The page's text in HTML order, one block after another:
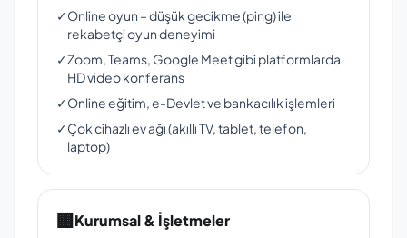
✓Online oyun – düşük gecikme (ping) ile
rekabetçi oyun deneyimi
✓Zoom, Teams, Google Meet gibi platformlarda
HD video konferans
✓Online eğitim, e-Devlet ve bankacılık işlemleri
✓Çok cihazlı ev ağı (akıllı TV, tablet, telefon,
laptop)
🏢Kurumsal & İşletmeler